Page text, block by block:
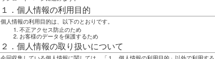
１．個人情報の利用目的
個人情報の利用目的は、以下のとおりです。
不正アクセス防止のため
お客様のデータを保護するため
２．個人情報の取り扱いについて